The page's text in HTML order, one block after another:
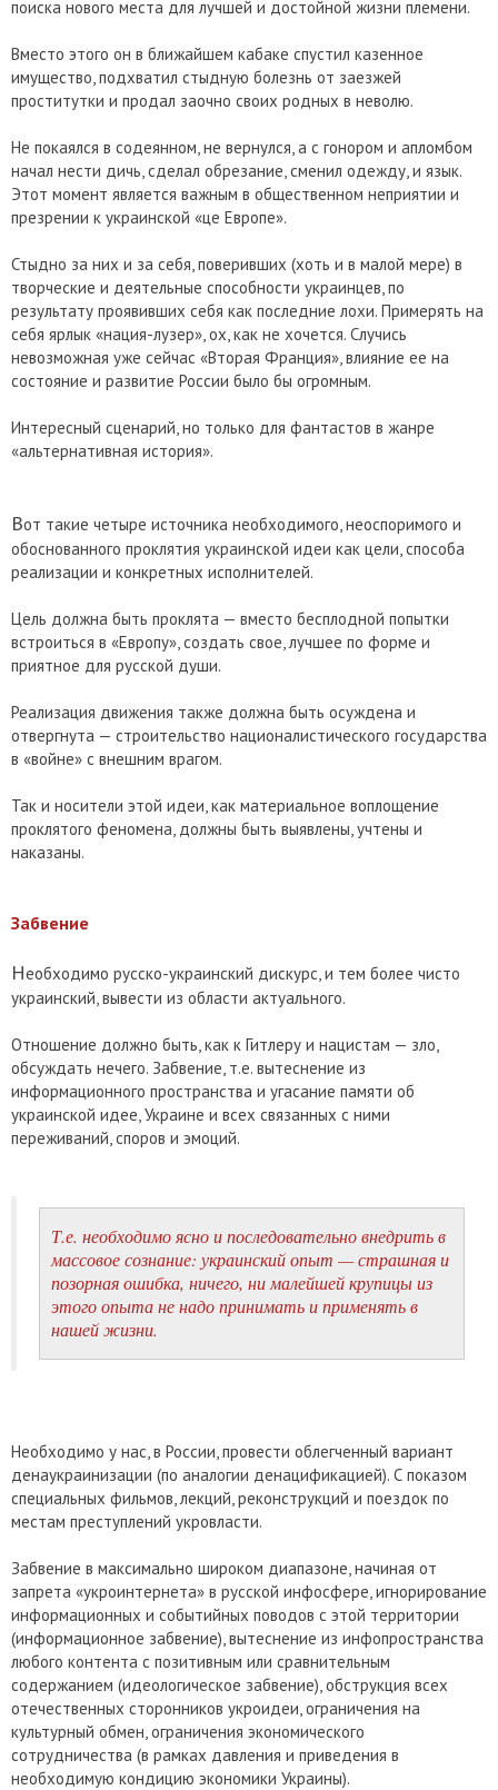
поиска нового места для лучшей и достойной жизни племени.
Вместо этого он в ближайшем кабаке спустил казенное
имущество, подхватил стыдную болезнь от заезжей
проститутки и продал заочно своих родных в неволю.
Не покаялся в содеянном, не вернулся, а с гонором и апломбом
начал нести дичь, сделал обрезание, сменил одежду, и язык.
Этот момент является важным в общественном неприятии и
презрении к украинской «це Европе».
Стыдно за них и за себя, поверивших (хоть и в малой мере) в
творческие и деятельные способности украинцев, по
результату проявивших себя как последние лохи. Примерять на
себя ярлык «нация-лузер», ох, как не хочется. Случись
невозможная уже сейчас «Вторая Франция», влияние ее на
состояние и развитие России было бы огромным.
Интересный сценарий, но только для фантастов в жанре
«альтернативная история».
Вот такие четыре источника необходимого, неоспоримого и
обоснованного проклятия украинской идеи как цели, способа
реализации и конкретных исполнителей.
Цель должна быть проклята — вместо бесплодной попытки
встроиться в «Европу», создать свое, лучшее по форме и
приятное для русской души.
Реализация движения также должна быть осуждена и
отвергнута — строительство националистического государства
в «войне» с внешним врагом.
Так и носители этой идеи, как материальное воплощение
проклятого феномена, должны быть выявлены, учтены и
наказаны.
Забвение
Необходимо русско-украинский дискурс, и тем более чисто
украинский, вывести из области актуального.
Отношение должно быть, как к Гитлеру и нацистам — зло,
обсуждать нечего. Забвение, т.е. вытеснение из
информационного пространства и угасание памяти об
украинской идее, Украине и всех связанных с ними
переживаний, споров и эмоций.
Т.е. необходимо ясно и последовательно внедрить в
массовое сознание: украинский опыт — страшная и
позорная ошибка, ничего, ни малейшей крупицы из
этого опыта не надо принимать и применять в
нашей жизни.
Необходимо у нас, в России, провести облегченный вариант
денаукраинизации (по аналогии денацификацией). С показом
специальных фильмов, лекций, реконструкций и поездок по
местам преступлений укровласти.
Забвение в максимально широком диапазоне, начиная от
запрета «укроинтернета» в русской инфосфере, игнорирование
информационных и событийных поводов с этой территории
(информационное забвение), вытеснение из инфопространства
любого контента с позитивным или сравнительным
содержанием (идеологическое забвение), обструкция всех
отечественных сторонников укроидеи, ограничения на
культурный обмен, ограничения экономического
сотрудничества (в рамках давления и приведения в
необходимую кондицию экономики Украины).